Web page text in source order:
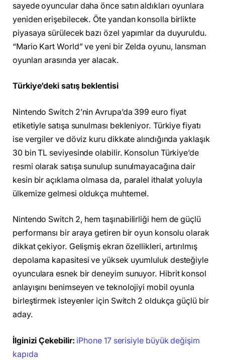
sayede oyuncular daha önce satın aldıkları oyunlara
yeniden erişebilecek. Öte yandan konsolla birlikte
piyasaya sürülecek bazı özel yapımlar da duyuruldu.
“Mario Kart World” ve yeni bir Zelda oyunu, lansman
oyunları arasında yer alacak.
Türkiye’deki satış beklentisi
Nintendo Switch 2’nin Avrupa’da 399 euro fiyat
etiketiyle satışa sunulması bekleniyor. Türkiye fiyatı
ise vergiler ve döviz kuru dikkate alındığında yaklaşık
30 bin TL seviyesinde olabilir. Konsolun Türkiye’de
resmi olarak satışa sunulup sunulmayacağına dair
kesin bir açıklama olmasa da, paralel ithalat yoluyla
ülkemize gelmesi oldukça muhtemel.
Nintendo Switch 2, hem taşınabilirliği hem de güçlü
performansı bir araya getiren bir oyun konsolu olarak
dikkat çekiyor. Gelişmiş ekran özellikleri, artırılmış
depolama kapasitesi ve yüksek uyumluluk desteğiyle
oyunculara esnek bir deneyim sunuyor. Hibrit konsol
anlayışını benimseyen ve teknolojiyi mobil oyunla
birleştirmek isteyenler için Switch 2 oldukça güçlü bir
aday.
İlginizi Çekebilir: iPhone 17 serisiyle büyük değişim
kapıda